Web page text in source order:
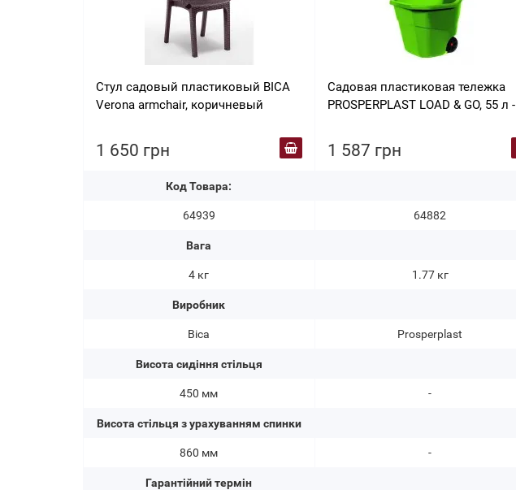
Стул садовый пластиковый BICA
Verona armchair, коричневый
1 650 грн
Код Товара:
64939
Вага
4 кг
Виробник
Bica
Висота сидіння стільця
450 мм
Висота стільця з урахуванням спинки
860 мм
Гарантійний термін
Садовая пластиковая тележка
PROSPERPLAST LOAD & GO, 55 л -
1 587 грн
64882
1.77 кг
Prosperplast
-
-